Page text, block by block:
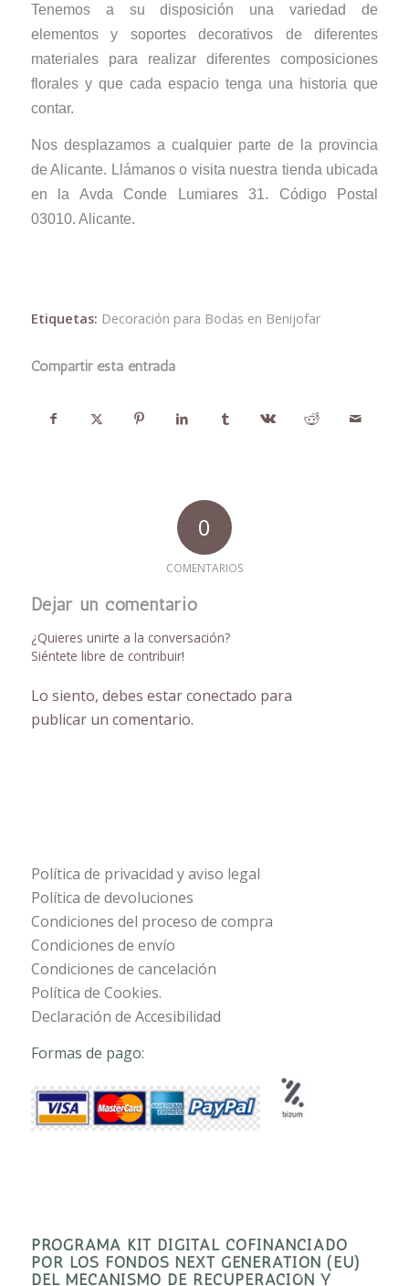
Tenemos a su disposición una variedad de
elementos y soportes decorativos de diferentes
materiales para realizar diferentes composiciones
florales y que cada espacio tenga una historia que
contar.
Nos desplazamos a cualquier parte de la provincia
de Alicante. Llámanos o visita nuestra tienda ubicada
en la Avda Conde Lumiares 31. Código Postal
03010. Alicante.
Etiquetas: Decoración para Bodas en Benijofar
Compartir esta entrada
0
COMENTARIOS
Dejar un comentario
¿Quieres unirte a la conversación?
Siéntete libre de contribuir!
Lo siento, debes estarconectado para
publicar un comentario.
Política de privacidad y aviso legal
Política de devoluciones
Condiciones del proceso de compra
Condiciones de envío
Condiciones de cancelación
Política de Cookies.
Declaración de Accesibilidad
Formas de pago:
PROGRAMA KIT DIGITAL COFINANCIADO
POR LOS FONDOS NEXT GENERATION (EU)
DEL MECANISMO DE RECUPERACIÓN Y